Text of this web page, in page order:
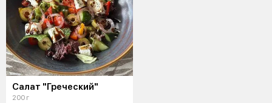
Салат "Греческий"
200 г